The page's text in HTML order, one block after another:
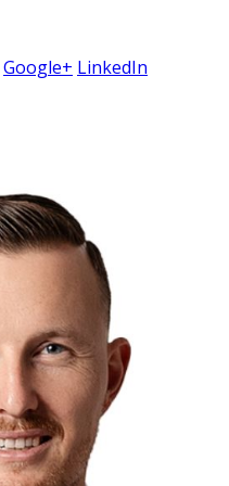
Google+ LinkedIn